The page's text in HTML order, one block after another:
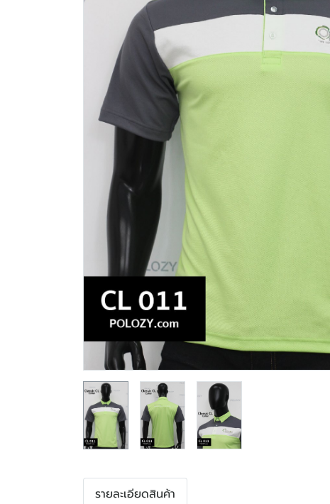
รายละเอียดสินค้า